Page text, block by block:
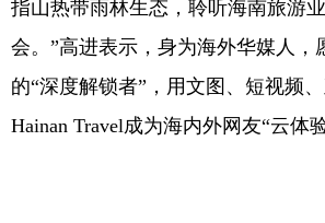
指山热带雨林生态，聆听海南旅游
会。”高进表示，身为海外华媒人，
的“深度解锁者”，用文图、短视频
Hainan Travel成为海内外网友“云体